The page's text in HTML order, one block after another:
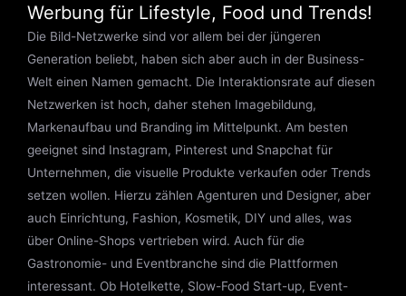
Werbung für Lifestyle, Food und Trends!
Die Bild-Netzwerke sind vor allem bei der jüngeren
Generation beliebt, haben sich aber auch in der Business-
Welt einen Namen gemacht. Die Interaktionsrate auf diesen
Netzwerken ist hoch, daher stehen Imagebildung,
Markenaufbau und Branding im Mittelpunkt. Am besten
geeignet sind Instagram, Pinterest und Snapchat für
Unternehmen, die visuelle Produkte verkaufen oder Trends
setzen wollen. Hierzu zählen Agenturen und Designer, aber
auch Einrichtung, Fashion, Kosmetik, DIY und alles, was
über Online-Shops vertrieben wird. Auch für die
Gastronomie- und Eventbranche sind die Plattformen
interessant. Ob Hotelkette, Slow-Food Start-up, Event-